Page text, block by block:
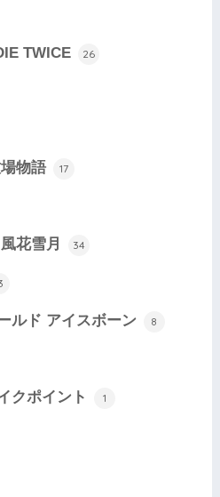
TWICE 26
物語 17
花雪月 34
ルド アイスボーン 8
クポイント 1